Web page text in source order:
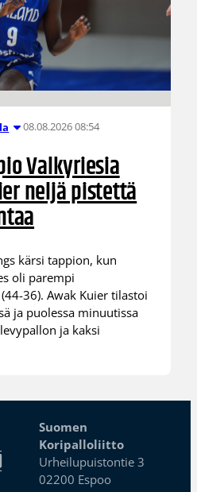
08.08.2026 08:54
Valkyriesia
neljä pistettä
kärsi tappion, kun
oli parempi
36). Awak Kuier tilastoi
ja puolessa minuutissa
ja kaksi
Suomen
Koripalloliitto
Urheilupuistontie 3
02200 Espoo